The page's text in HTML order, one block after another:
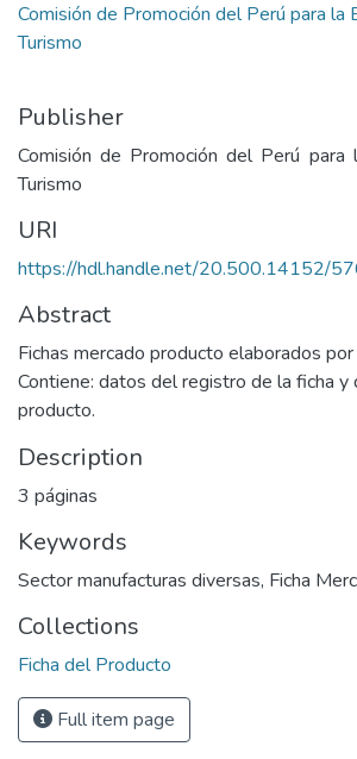
Comisión de Promoción del Perú para la
Turismo
Publisher
Comisión de Promoción del Perú
Turismo
URI
https://hdl.handle.net/20.500.14152/
Abstract
Fichas mercado producto elaborados por
Contiene: datos del registro de la ficha
producto.
Description
3 páginas
Keywords
Sector manufacturas diversas, Ficha
Collections
Ficha del Producto
Full item page